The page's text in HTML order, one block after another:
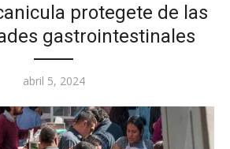
protegete de las
gastrointestinales
Posted
abril 5, 2024